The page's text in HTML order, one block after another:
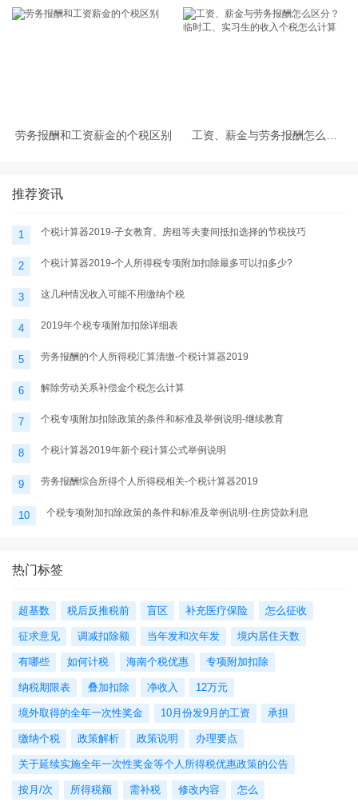
劳务报酬和工资薪金的个税区别
工资、薪金与劳务报酬怎么区
推荐资讯
1 个税计算器2019-子女教育、房租等夫妻间抵扣选择的节税技巧
2 个税计算器2019-个人所得税专项附加扣除最多可以扣多少?
3 这几种情况收入可能不用缴纳个税
4 2019年个税专项附加扣除详细表
5 劳务报酬的个人所得税汇算清缴-个税计算器2019
6 解除劳动关系补偿金个税怎么计算
7 个税专项附加扣除政策的条件和标准及举例说明-继续教育
8 个税计算器2019年新个税计算公式举例说明
9 劳务报酬综合所得个人所得税相关-个税计算器2019
10 个税专项附加扣除政策的条件和标准及举例说明-住房贷款利息
热门标签
超基数 税后反推税前 盲区 补充医疗保险 怎么征收
征求意见 调减扣除额 当年发和次年发 境内居住天数
有哪些 如何计税 海南个税优惠 专项附加扣除
纳税期限表 叠加扣除 净收入 12万元
境外取得的全年一次性奖金 10月份发9月的工资 承担
缴纳个税 政策解析 政策说明 办理要点
关于延续实施全年一次性奖金等个人所得税优惠政策的公告
按月/次 所得税额 需补税 修改内容 怎么